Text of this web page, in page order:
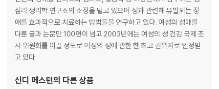
심리 생리학 연구소의 소장을 맡고 있으며 성과 관련해 유발되는 장
애를 효과적으로 치료하는 방법들을 연구하고 있다. 여성의 성애를
다룬 글과 논문만 100편이 넘고 2003년에는 여성의 성 건강 국제 조
사 위원회를 이끌 정도로 여성의 성에 관한 한 최고 권위자로 인정받
고 있다.
신디 메스턴의 다른 상품